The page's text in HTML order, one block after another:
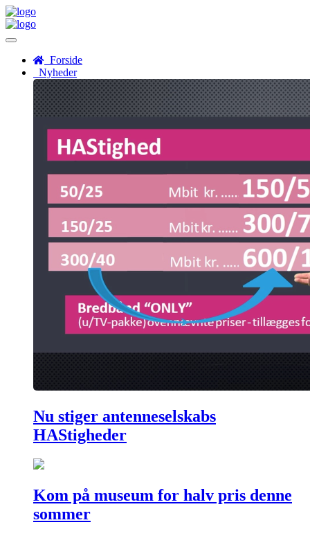
Menu
Forside
Nyheder
Nu stiger antenneselskabs
HAStigheder
Kom på museum for halv pris denne
sommer